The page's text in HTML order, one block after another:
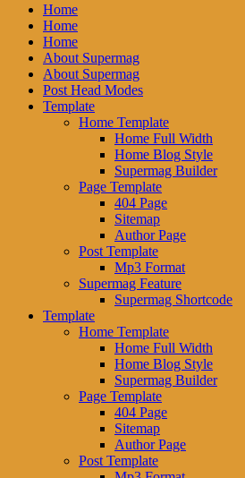
Home
Home
Home
About Supermag
About Supermag
Post Head Modes
Template
Home Template
Home Full Width
Home Blog Style
Supermag Builder
Page Template
404 Page
Sitemap
Author Page
Post Template
Mp3 Format
Supermag Feature
Supermag Shortcode
Template
Home Template
Home Full Width
Home Blog Style
Supermag Builder
Page Template
404 Page
Sitemap
Author Page
Post Template